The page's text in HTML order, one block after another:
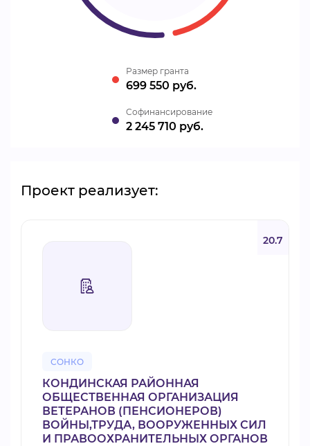
Размер гранта
699 550 руб.
Cофинансирование
2 245 710 руб.
Проект реализует:
СОНКО
20.7
КОНДИНСКАЯ РАЙОННАЯ
ОБЩЕСТВЕННАЯ ОРГАНИЗАЦИЯ
ВЕТЕРАНОВ (ПЕНСИОНЕРОВ)
ВОЙНЫ,ТРУДА, ВООРУЖЕННЫХ СИЛ
И ПРАВООХРАНИТЕЛЬНЫХ ОРГАНОВ